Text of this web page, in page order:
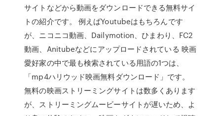
サイトなどから動画をダウンロードできる無料サイ
トの紹介です。 例えばYoutubeはもちろんです
が、ニコニコ動画、Dailymotion、ひまわり、FC2
動画、Anitubeなどにアップロードされている 映画
愛好家の中で最も検索されている用語の1つは、
「mp4ハリウッド映画無料ダウンロード」です。
無料の映画ストリーミングサイトは数多くあります
が、ストリーミングムービーサイトが遅いため、よ